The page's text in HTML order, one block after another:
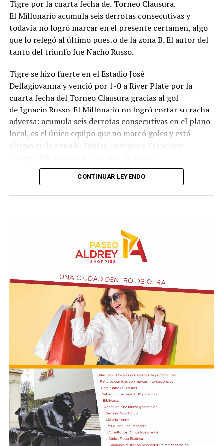
Tigre por la cuarta fecha del Torneo Clausura.
El Millonario acumula seis derrotas consecutivas y
todavía no logró marcar en el presente certamen, algo
que lo relegó al último puesto de la zona B. El autor del
tanto del triunfo fue Nacho Russo.
Tigre se hizo fuerte en el Estadio José
Dellagiovanna y venció por 1-0 a River Plate por la
cuarta fecha del Torneo Clausura gracias al gol
de Ignacio Russo. El Millonario no logró cortar su racha
adversa: acumula seis derrotas consecutivas en el plano
local, es el único equipo que no marcó goles y está
último en la zona B. Tobías Andrada y Francisco
River monopolizó la posesión de la pelota a lo largo del
pero jugó lejos del arco defendido por Santiago Beltrán.
En medio de un desarrollo sin acciones de gol, el elenco
de Núñez pidió penal en una jugada en la que Ángel
Correa cayó dentro del área tras una entrada por detrás
de Nahuel Banegas.
La tónica de la primera etapa se trasladó al
complemento. River se hizo cargo de manejar el balón
en campo rival y, pese a que logró ser más punzante en
algunas ofensivas, no pudo impacientar al
arquero Felipe Zenobio. Del otro lado,
el Matador continuó con su intento de pegar con
ataques directos. Cuando el desarrollo era lento y lejos
de los arcos, Tigre se adelantó en el marcador a los 35
minutos: Aníbal Moreno perdió la pelota en la mitad de
la cancha tras una presión de Jabes Saralegui y Nacho
Russo definió de forma perfecta al quedar mano a mano
contra Santiago Beltrán para estampar el 1-0.
CONTINUAR LEYENDO